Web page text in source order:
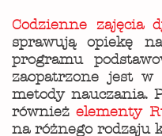
Codzienne zajęcia
sprawują opiekę
programu
zaopatrzone jest
metody nauczania.
równieżelementy
na różnego rodzaju